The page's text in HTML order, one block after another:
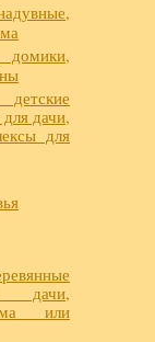
дачи,
для
дачи,
или